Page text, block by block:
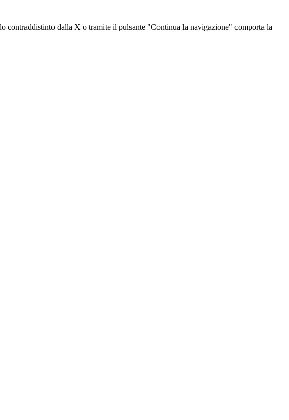
contraddistinto dalla X o tramite il pulsante "Continua la navigazione" comporta la